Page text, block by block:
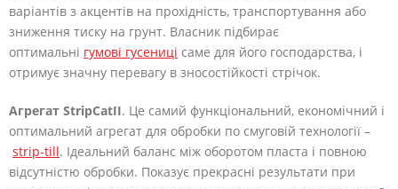
варіантів з акцентів на прохідність, транспортування або
зниження тиску на грунт. Власник підбирає
оптимальні гумові гусениці саме для його господарства, і
отримує значну перевагу в зносостійкості стрічок.
Агрегат StripCatII. Це самий функціональний, економічний і
оптимальний агрегат для обробки по смуговій технології –
strip-till. Ідеальний баланс між оборотом пласта і повною
відсутністю обробки. Показує прекрасні результати при